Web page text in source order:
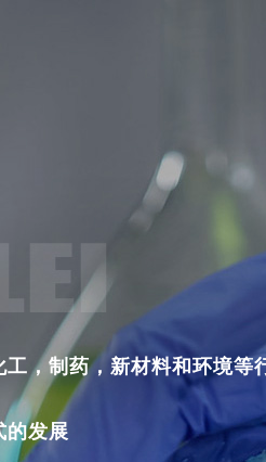
工，制药，新材料和环境等
的发展
断的高质量产品
务
作共赢，持续发展，精益求
学企业